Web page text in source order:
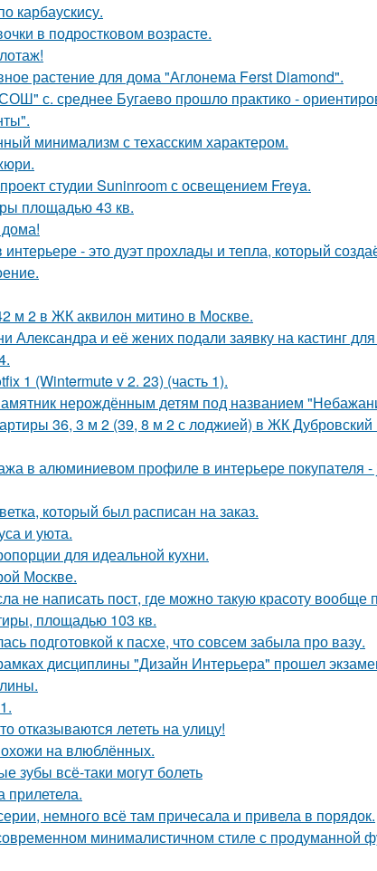
карбаускису.
в подростковом возрасте.
растение для дома "Аглонема Ferst Diamond".
с. среднее Бугаево прошло практико -
минимализм с техасским характером.
студии Suninroom с освещением Freya.
площадью 43 кв.
- это дуэт прохлады и тепла, который
м 2 в ЖК аквилон митино в Москве.
Александра и её жених подали заявку на кастинг
1 (Wintermute v 2. 23) (часть 1).
нерождённым детям под названием
36, 3 м 2 (39, 8 м 2 с лоджией) в ЖК
в алюминиевом профиле в интерьере покупателя
который был расписан на заказ.
и уюта.
для идеальной кухни.
Москве.
не написать пост, где можно такую красоту вообще
площадью 103 кв.
подготовкой к пасхе, что совсем забыла про вазу.
дисциплины "Дизайн Интерьера" прошел
отказываются лететь на улицу!
на влюблённых.
зубы всё-таки могут болеть
прилетела.
немного всё там причесала и привела в порядок.
минималистичном стиле с продуманной